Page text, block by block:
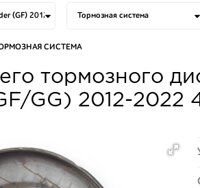
СИСТЕМА
тормозного
GG) 2012-2022